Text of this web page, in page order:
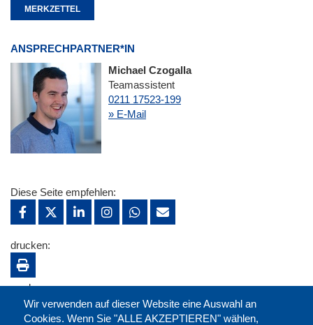
MERKZETTEL
ANSPRECHPARTNER*IN
Michael Czogalla
Teamassistent
0211 17523-199
» E-Mail
Wir verwenden auf dieser Website eine Auswahl an
Cookies. Wenn Sie "ALLE AKZEPTIEREN" wählen,
Diese Seite empfehlen:
drucken:
merken: